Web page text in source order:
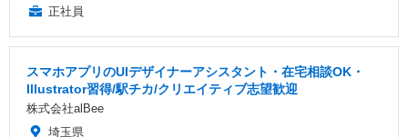
正社員
スマホアプリのUIデザイナーアシスタント・在宅相談OK・
Illustrator習得/駅チカ/クリエイティブ志望歓迎
株式会社alBee
埼玉県